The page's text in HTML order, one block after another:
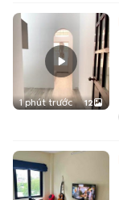
1 phút trước 12